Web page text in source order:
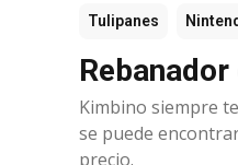
Tulipanes
Kimbino siempre
se puede
precio.